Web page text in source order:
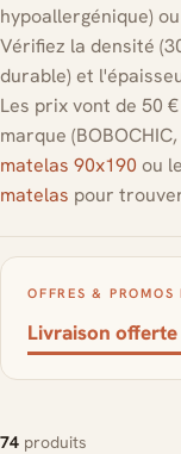
hypoallergénique)
Vérifiez la densité
durable) et
Les prix vont de 50
marque
matelas 90x190 ou le
matelas pour
OFFRES & PROMOS
Livraison offerte
74 produits